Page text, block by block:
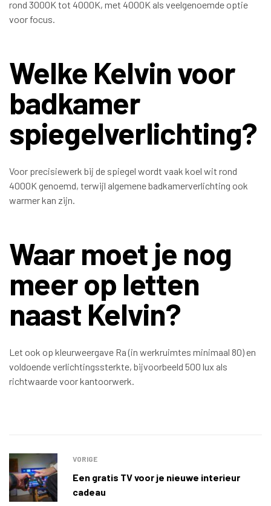
rond 3000K tot 4000K, met 4000K als veelgenoemde optie
voor focus.
Welke Kelvin voor
badkamer
spiegelverlichting?
Voor precisiewerk bij de spiegel wordt vaak koel wit rond
4000K genoemd, terwijl algemene badkamerverlichting ook
warmer kan zijn.
Waar moet je nog
meer op letten
naast Kelvin?
Let ook op kleurweergave Ra (in werkruimtes minimaal 80) en
voldoende verlichtingssterkte, bijvoorbeeld 500 lux als
richtwaarde voor kantoorwerk.
VORIGE
Een gratis TV voor je nieuwe interieur
cadeau